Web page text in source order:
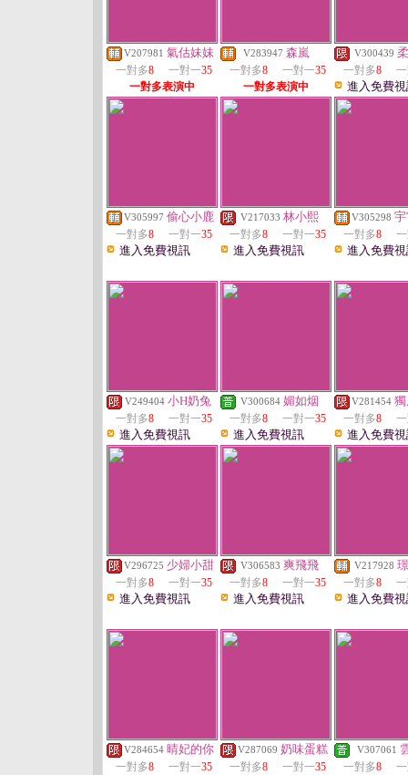
V207981 氣估妹妹
一對多8 一對一35
一對多表演中
V283947 森嵐
一對多8 一對一35
一對多表演中
V300439
一對多8
進入免費
V305997 偷心小鹿
一對多8 一對一35
進入免費視訊
V217033 林小熙
一對多8 一對一35
進入免費視訊
V305298
一對多8
進入免費
V249404 小H奶兔
一對多8 一對一35
進入免費視訊
V300684 媚如烟
一對多8 一對一35
進入免費視訊
V281454
一對多8
進入免費
V296725 少婦小甜
一對多8 一對一35
進入免費視訊
V306583 爽飛飛
一對多8 一對一35
進入免費視訊
V217928
一對多8
進入免費
V284654 晴妃的你
一對多8 一對一35
V287069 奶味蛋糕
一對多8 一對一35
V307061
一對多8